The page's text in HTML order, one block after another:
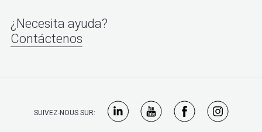
¿Necesita ayuda?
Contáctenos
SUIVEZ-NOUS SUR: